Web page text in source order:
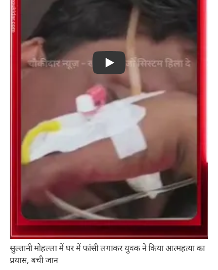
Play
सुल्तानी मोहल्ला में घर में फांसी लगाकर युवक ने किया आत्महत्या का
प्रयास, बची जान